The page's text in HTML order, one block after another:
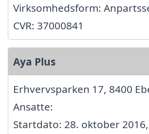
Virksomhedsform:
CVR: 37000841
Aya Plus
Erhvervsparken 17, 8400
Ansatte:
Startdato: 28. oktober 2016,